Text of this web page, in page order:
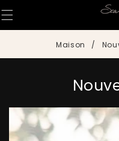
PASSER AU
CONTENU
Maison /